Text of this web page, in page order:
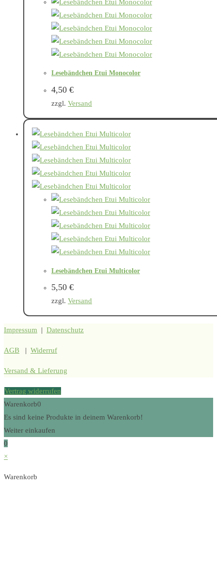
Lesebändchen Etui Monocolor
4,50 €
zzgl. Versand
Lesebändchen Etui Multicolor
5,50 €
zzgl. Versand
Impressum | Datenschutz
AGB | Widerruf
Versand & Lieferung
Vertrag widerrufen
Warenkorb0
Es sind keine Produkte in deinem Warenkorb!
Weiter einkaufen
0
×
Warenkorb